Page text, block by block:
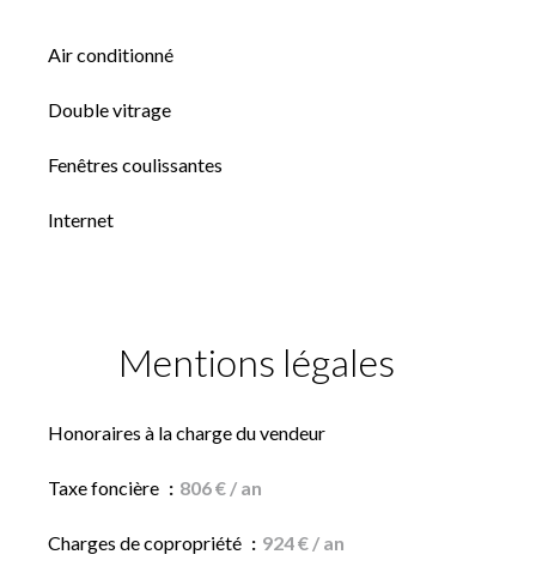
Air conditionné
Double vitrage
Fenêtres coulissantes
Internet
Mentions légales
Honoraires à la charge du vendeur
Taxe foncière 806 € / an
Charges de copropriété 924 € / an